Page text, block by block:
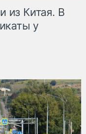
из Китая. В
у